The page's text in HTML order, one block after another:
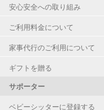
安心安全への取り組み
ご利用料金について
家事代行のご利用について
ギフトを贈る
サポーター
ベビーシッターに登録する